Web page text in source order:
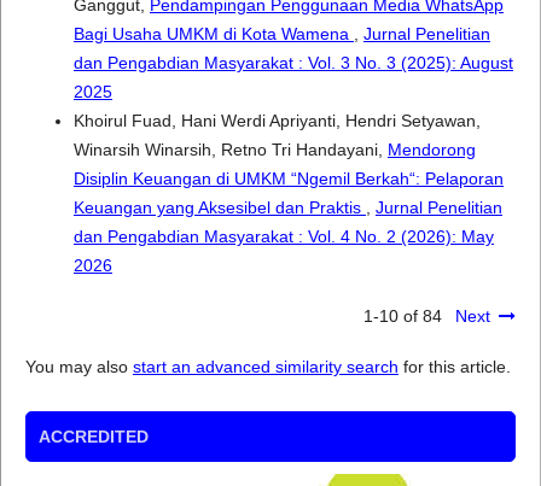
Ganggut, Pendampingan Penggunaan Media WhatsApp
Bagi Usaha UMKM di Kota Wamena
Jurnal Penelitian
dan Pengabdian Masyarakat : Vol. 3 No. 3 (2025): August
2025
Khoirul Fuad, Hani Werdi Apriyanti, Hendri Setyawan,
Winarsih Winarsih, Retno Tri Handayani, Mendorong
Disiplin Keuangan di UMKM “Ngemil Berkah“: Pelaporan
Keuangan yang Aksesibel dan Praktis
Jurnal Penelitian
dan Pengabdian Masyarakat : Vol. 4 No. 2 (2026): May
2026
1-10 of 84 Next
You may also start an advanced similarity search for this article.
ACCREDITED